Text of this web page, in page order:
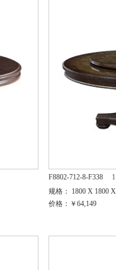
F8802-712-8-F338
规格： 1800 X 1800
价格：￥64,149